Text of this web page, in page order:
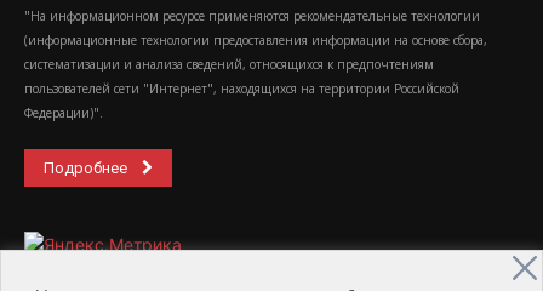
"На информационном ресурсе применяются рекомендательные технологии
(информационные технологии предоставления информации на основе сбора,
систематизации и анализа сведений, относящихся к предпочтениям
пользователей сети "Интернет", находящихся на территории Российской
Федерации)".
Подробнее